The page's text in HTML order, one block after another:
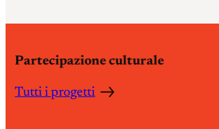
Partecipazione culturale
Tutti i progetti